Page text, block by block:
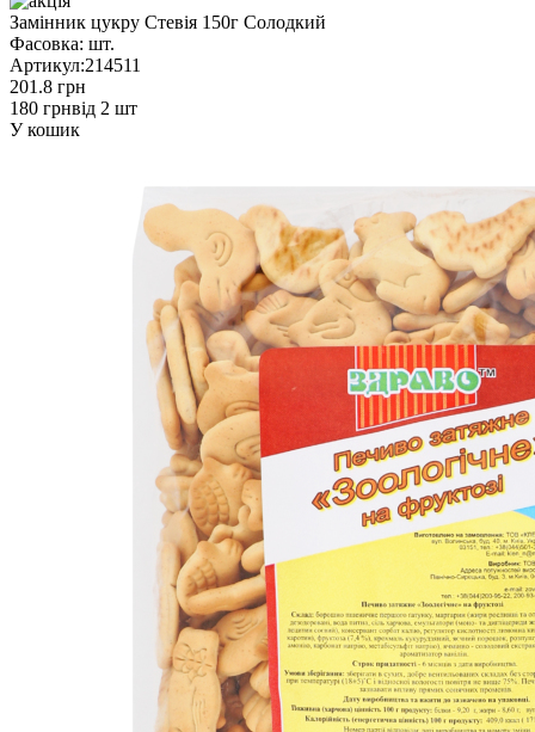
Замінник цукру Стевія 150г Солодкий
Фасовка: шт.
Артикул:214511
201.8 грн
180 грнвід 2 шт
У кошик